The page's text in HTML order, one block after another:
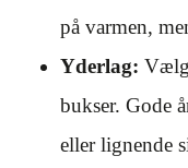
på varmen,
Yderlag:
bukser. Gode
eller lignende